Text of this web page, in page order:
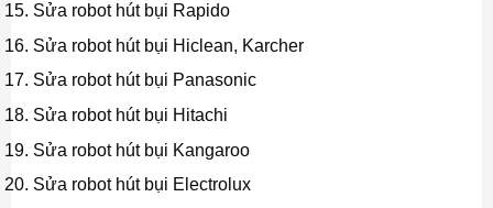
Sửa robot hút bụi Rapido
Sửa robot hút bụi Hiclean, Karcher
Sửa robot hút bụi Panasonic
Sửa robot hút bụi Hitachi
Sửa robot hút bụi Kangaroo
Sửa robot hút bụi Electrolux